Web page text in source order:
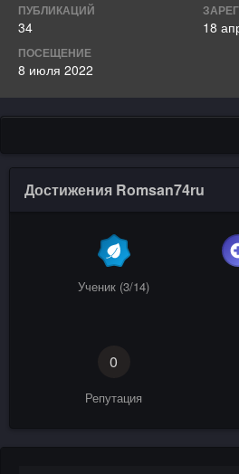
ПУБЛИКАЦИЙ
34 18
ПОСЕЩЕНИЕ
8 июля 2022
Достижения Romsan74ru
Ученик (3/14)
0
Репутация